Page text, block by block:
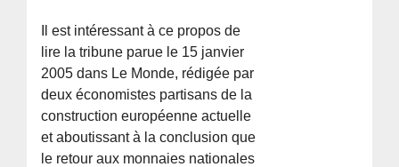
Il est intéressant à ce propos de
lire la tribune parue le 15 janvier
2005 dans Le Monde, rédigée par
deux économistes partisans de la
construction européenne actuelle
et aboutissant à la conclusion que
le retour aux monnaies nationales